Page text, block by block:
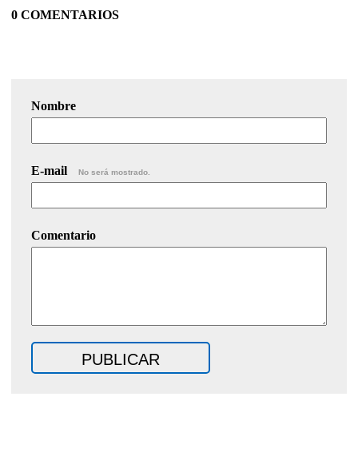
0 COMENTARIOS
Nombre
E-mail No será mostrado.
Comentario